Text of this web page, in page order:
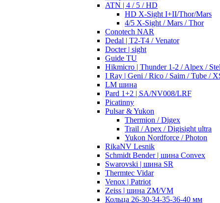
ATN | 4 / 5 / HD
HD X-Sight I+II/Thor/Mars
4/5 X-Sight / Mars / Thor
Conotech NAR
Dedal | T2-T4 / Venator
Docter | sight
Guide TU
Hikmicro | Thunder 1-2 / Alpex /
I Ray | Geni / Rico / Saim / Tube /
LM шина
Pard 1+2 | SA/NV008/LRF
Picatinny
Pulsar & Yukon
Thermion / Digex
Trail / Apex / Digisight ultra
Yukon Nordforce / Photon
RikaNV Lesnik
Schmidt Bender | шина Convex
Swarovski | шина SR
Thermtec Vidar
Venox | Patriot
Zeiss | шина ZM/VM
Кольца 26-30-34-35-36-40 мм